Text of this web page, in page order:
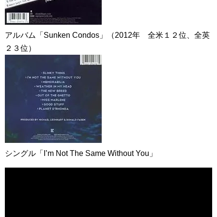
アルバム「Sunken Condos」（2012年 全米１２位、全英
２３位）
シングル「I’m Not The Same Without You」